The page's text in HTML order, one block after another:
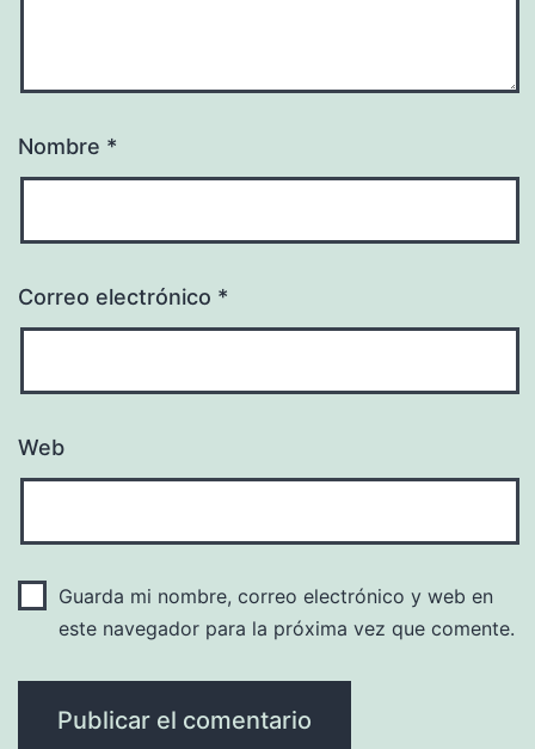
Nombre *
Correo electrónico *
Web
Guarda mi nombre, correo electrónico y web en
este navegador para la próxima vez que comente.